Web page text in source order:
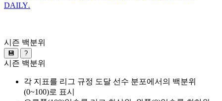
DAILY.
시즌 백분위
💾 ?
시즌 백분위
각 지표를 리그 규정 도달 선수 분포에서의 백분위
(0~100)로 표시